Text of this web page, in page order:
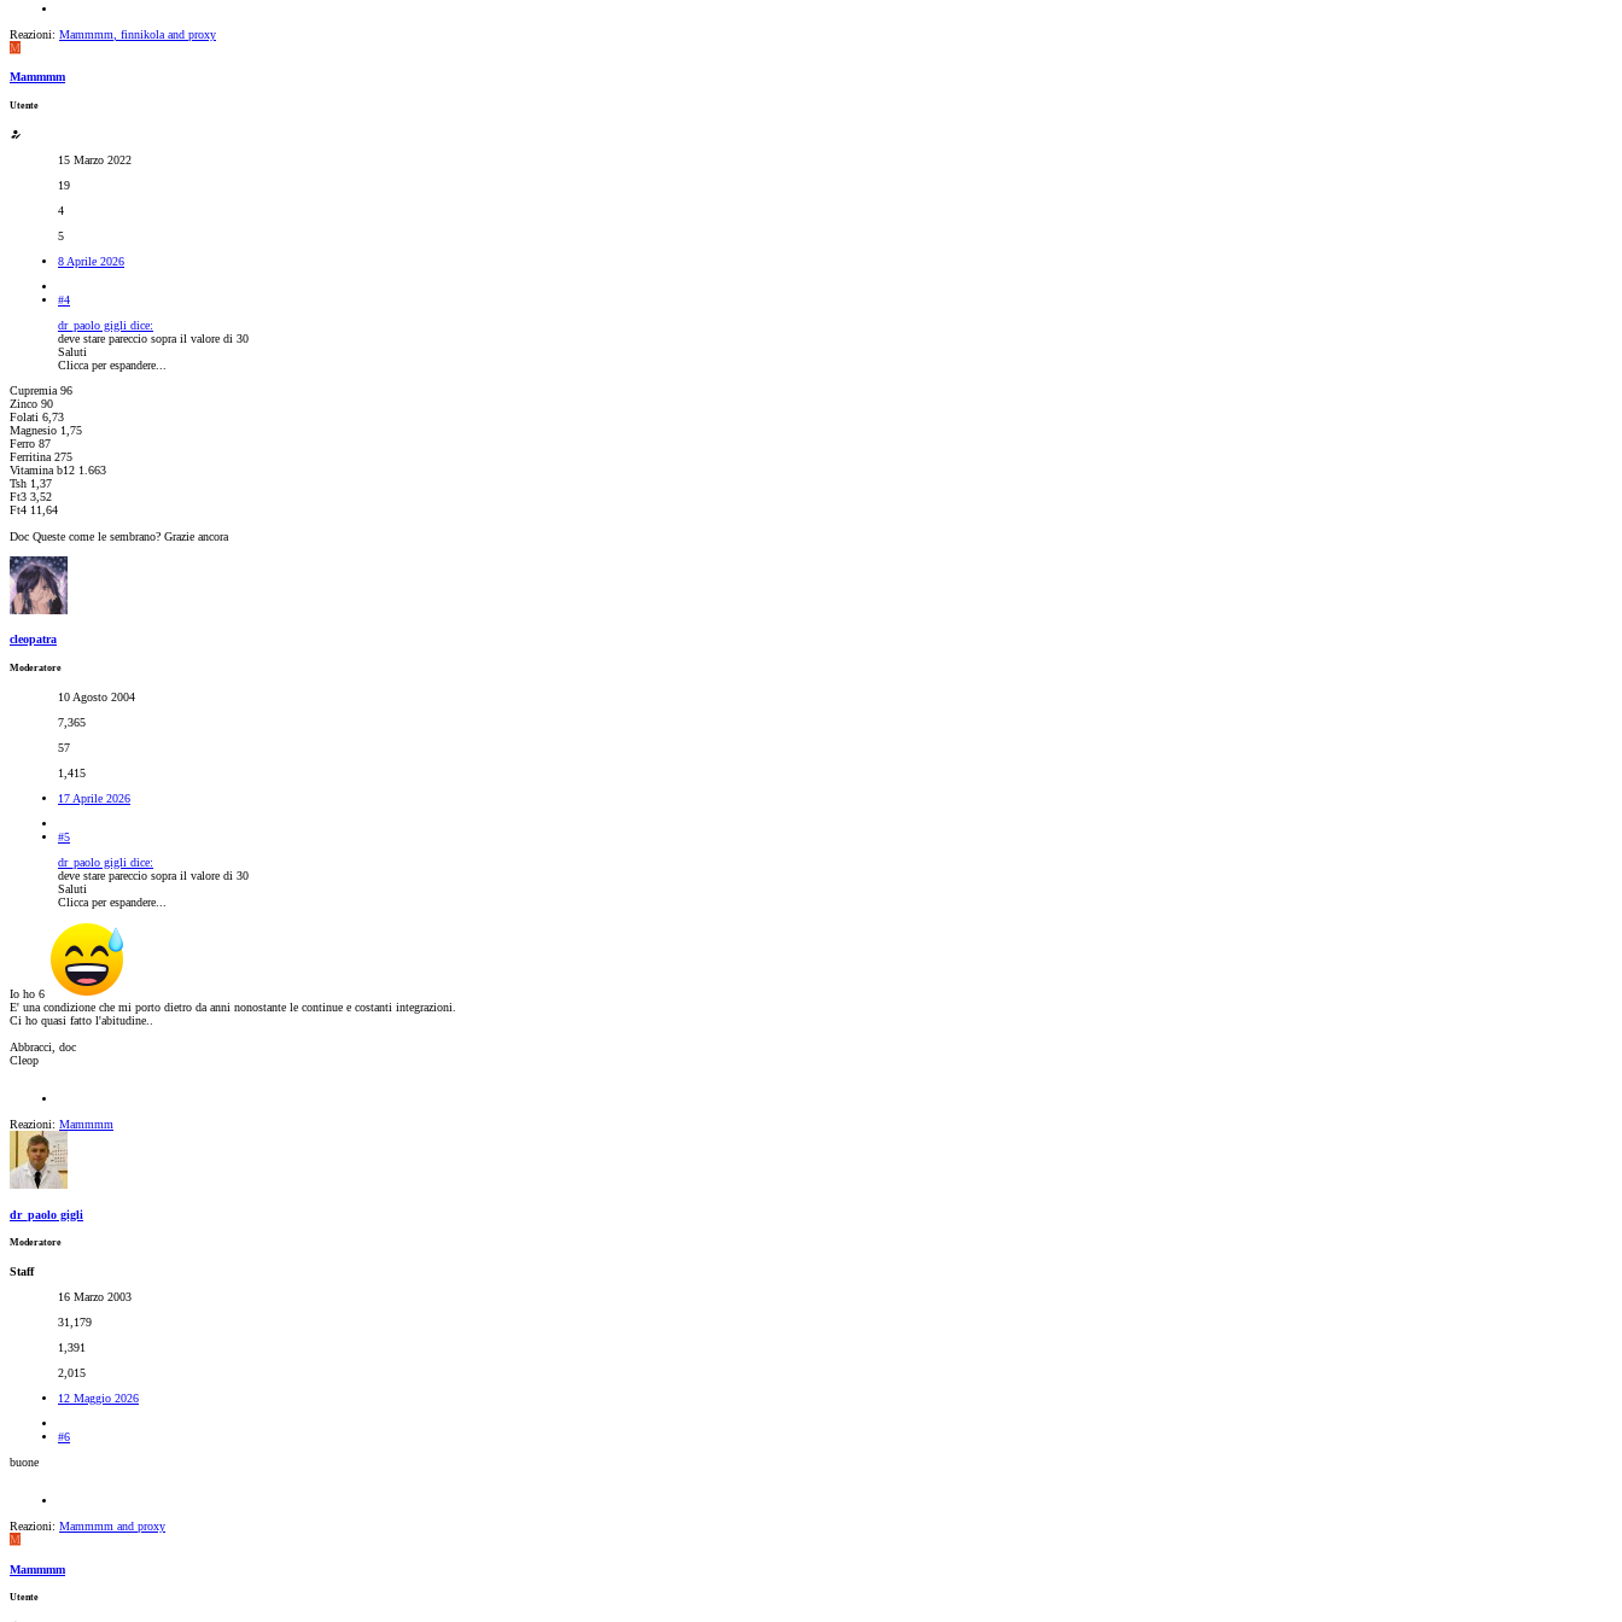
Reazioni: Mammmm finnikola and proxy
M
Mammmm
Utente
15 Marzo 2022
19
4
5
8 Aprile 2026
#4
dr_paolo gigli dice:
deve stare pareccio sopra il valore di 30
Saluti
Clicca per espandere...
Cupremia 96
Zinco 90
Folati 6,73
Magnesio 1,75
Ferro 87
Ferritina 275
Vitamina b12 1.663
Tsh 1,37
Ft3 3,52
Ft4 11,64
Doc Queste come le sembrano? Grazie ancora
cleopatra
Moderatore
10 Agosto 2004
7,365
57
1,415
17 Aprile 2026
#5
dr_paolo gigli dice:
deve stare pareccio sopra il valore di 30
Saluti
Clicca per espandere...
Io ho 6
E' una condizione che mi porto dietro da anni nonostante le continue e costanti integrazioni.
Ci ho quasi fatto l'abitudine..
Abbracci, doc
Cleop
Reazioni: Mammmm
dr_paolo gigli
Moderatore
Staff
16 Marzo 2003
31,179
1,391
2,015
12 Maggio 2026
#6
buone
Reazioni: Mammmm and proxy
M
Mammmm
Utente